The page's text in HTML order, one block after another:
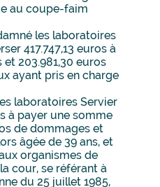
au coupe-faim
les laboratoires
417.747,13 euros à
203.981,30 euros
ayant pris en charge
laboratoires Servier
à payer une somme
de dommages et
âgée de 39 ans, et
organismes de
cour, se référant à
du 25 juillet 1985,